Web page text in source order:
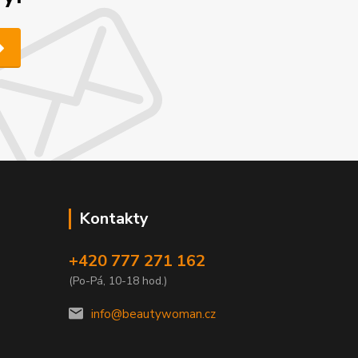
Kontakty
+420 777 271 162
(Po-Pá, 10-18 hod.)
info@beautywoman.cz